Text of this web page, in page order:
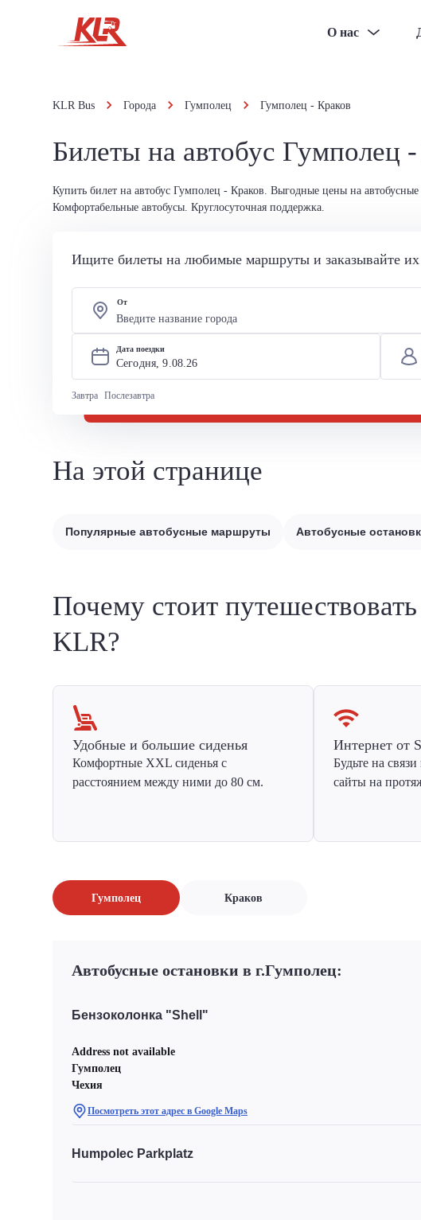
О нас
KLR Bus Города Гумполец Гумполец - Краков
Билеты на автобус Гумполец
Купить билет на автобус Гумполец - Краков. Выгодные цены на
Комфортабельные автобусы. Круглосуточная поддержка.
Ищите билеты на любимые маршруты и заказывайте их
От
Дата поездки
Сегодня, 9.08.26
Завтра Послезавтра
На этой странице
Популярные автобусные маршруты Автобусные
Почему стоит
KLR?
Удобные и большие сиденья
Комфортные XXL сиденья с
расстоянием между ними до 80 см.
Интернет от
Будьте на
сайты на
Гумполец Краков
Автобусные остановки в г.Гумполец:
Бензоколонка "Shell"
Address not available
Гумполец
Чехия
Посмотреть этот адрес в Google Maps
Humpolec Parkplatz